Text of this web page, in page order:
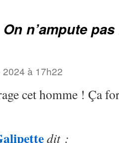
On n’ampute
à 17h22
cet homme ! Ça
dit :